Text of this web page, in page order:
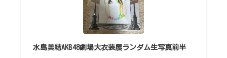
水島美結AKB48劇場大衣装展ランダム生写真前半